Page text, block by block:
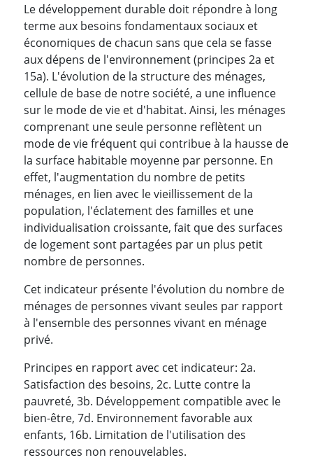
Le développement durable doit répondre à long
terme aux besoins fondamentaux sociaux et
économiques de chacun sans que cela se fasse
aux dépens de l'environnement (principes 2a et
15a). L'évolution de la structure des ménages,
cellule de base de notre société, a une influence
sur le mode de vie et d'habitat. Ainsi, les ménages
comprenant une seule personne reflètent un
mode de vie fréquent qui contribue à la hausse de
la surface habitable moyenne par personne. En
effet, l'augmentation du nombre de petits
ménages, en lien avec le vieillissement de la
population, l'éclatement des familles et une
individualisation croissante, fait que des surfaces
de logement sont partagées par un plus petit
nombre de personnes.
Cet indicateur présente l'évolution du nombre de
ménages de personnes vivant seules par rapport
à l'ensemble des personnes vivant en ménage
privé.
Principes en rapport avec cet indicateur: 2a.
Satisfaction des besoins, 2c. Lutte contre la
pauvreté, 3b. Développement compatible avec le
bien-être, 7d. Environnement favorable aux
enfants, 16b. Limitation de l'utilisation des
ressources non renouvelables.